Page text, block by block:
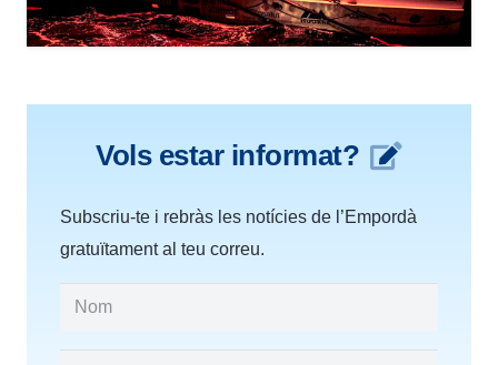
Vols estar informat?
Subscriu-te i rebràs les notícies de l’Empordà
gratuïtament al teu correu.